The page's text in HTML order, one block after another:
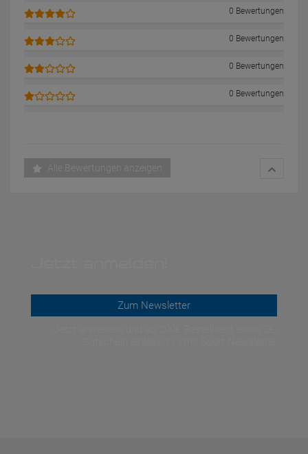
0 Bewertungen
0 Bewertungen
0 Bewertungen
0 Bewertungen
Alle Bewertungen anzeigen
Zum Newsletter